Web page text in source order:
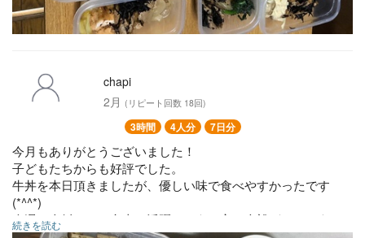
chapi
2月 (リピート回数 18回)
3時間 4人分 7日分
今月もありがとうございました！
子どもたちからも好評でした。
牛丼を本日頂きましたが、優しい味で食べやすかったです
(*^^*)
今週の夕飯に、お弁当に活躍しそうで心に余裕ができそうで
続きを読む